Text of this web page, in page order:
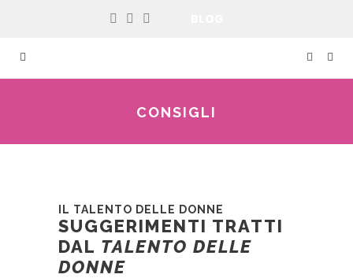
CONSIGLI
IL TALENTO DELLE DONNE
SUGGERIMENTI TRATTI
DAL TALENTO DELLE
DONNE